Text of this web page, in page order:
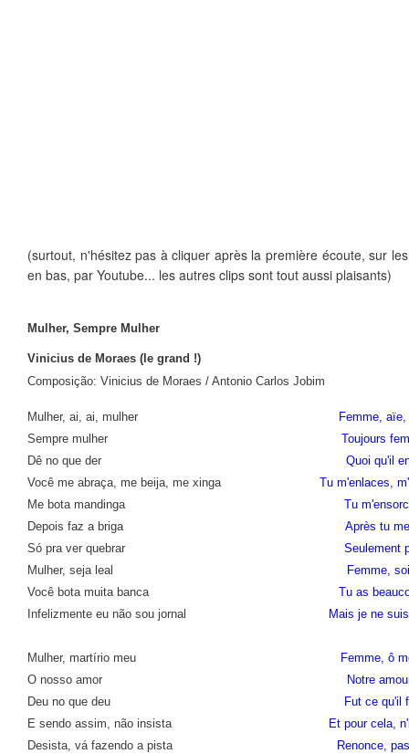
(surtout, n'hésitez pas à cliquer après la première écoute, sur
en bas, par Youtube... les autres clips sont tout aussi plaisants)
Mulher, Sempre Mulher
Vinicius de Moraes (le grand !)
Composição: Vinicius de Moraes / Antonio Carlos Jobim
Mulher, ai, ai, mulher
Femme,
Sempre mulher Toujours
Dê no que der Quoi qu'il
Você me abraça, me beija, me xinga Tu m'enlaces,
Me bota mandinga Tu
Depois faz a briga Après tu
Só pra ver quebrar Seulement
Mulher, seja leal
Femme,
Você bota muita banca Tu as
Infelizmente eu não sou jornal
Mais je ne
Mulher, martírio meu
Femme, ô
O nosso amor
Notre
Deu no que deu
Fut ce qu'il
E sendo assim, não insista
Et pour cela,
Desista, vá fazendo a pista
Renonce,